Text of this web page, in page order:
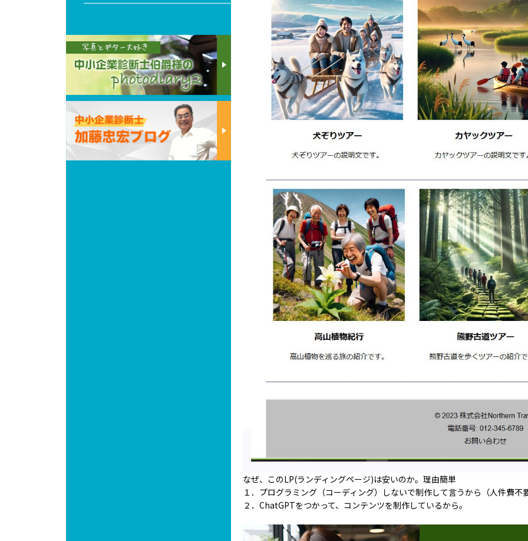
なぜ、このLP(ランディングページ)は安いのか。理由簡単
１．プログラミング（コーディング）しないで制作して言うから（人件費不
２．ChatGPTをつかって、コンテンツを制作しているから。